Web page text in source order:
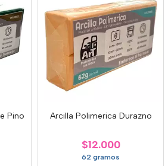
Pino Arcilla Polimerica Durazno
$12.000
62 gramos